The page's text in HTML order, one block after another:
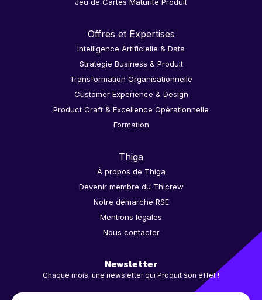
Jeu de Cartes Maturité Produit
Offres et Expertises
Intelligence Artificielle & Data
Stratégie Business & Produit
Transformation Organisationnelle
Customer Experience & Design
Product Craft & Excellence Opérationnelle
Formation
Thiga
À propos de Thiga
Devenir membre du Thicrew
Notre démarche RSE
Mentions légales
Nous contacter
Newsletter
Chaque mois, une newsletter qui Produit son effet !